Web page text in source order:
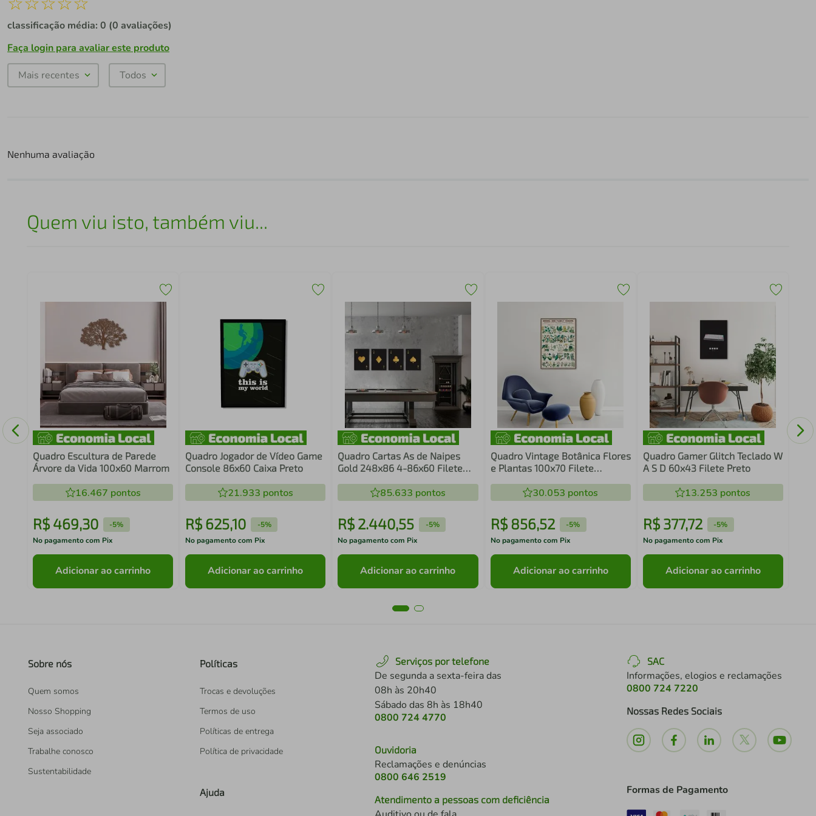
classificação média: 0 (0 avaliações)
Faça login para avaliar este produto
Mais recentes Todos
Nenhuma avaliação
Quem viu isto, também viu...
Quadro Escultura de Parede
Árvore da Vida 100x60 Marrom
16.467 pontos
R$ 469,30 -5%
No pagamento com Pix
Adicionar ao carrinho
Quadro Jogador de Vídeo Game
Console 86x60 Caixa Preto
21.933 pontos
R$ 625,10 -5%
No pagamento com Pix
Adicionar ao carrinho
Quadro Cartas As de Naipes
Gold 248x86 4-86x60 Filete
85.633 pontos
R$2.440,55 -5%
No pagamento com Pix
Adicionar ao carrinho
Quadro Vintage Botânica Flores
e Plantas 100x70 Filete
30.053 pontos
R$ 856,52 -5%
No pagamento com Pix
Adicionar ao carrinho
Quadro Gamer Glitch Teclado W
A S D 60x43 Filete Preto
13.253 pontos
R$ 377,72 -5%
No pagamento com Pix
Adicionar ao carrinho
Sobre nós
Quem somos
Nosso Shopping
Seja associado
Trabalhe conosco
Sustentabilidade
Políticas
Trocas e devoluções
Termos de uso
Políticas de entrega
Política de privacidade
Ajuda
Serviços por telefone
De segunda a sexta-feira das
08h às 20h40
Sábado das 8h às 18h40
0800 724 4770
Ouvidoria
Reclamações e denúncias
0800 646 2519
Atendimento a pessoas com deficiência
SAC
Informações, elogios e reclamações
0800 724 7220
Nossas Redes Sociais
Formas de Pagamento